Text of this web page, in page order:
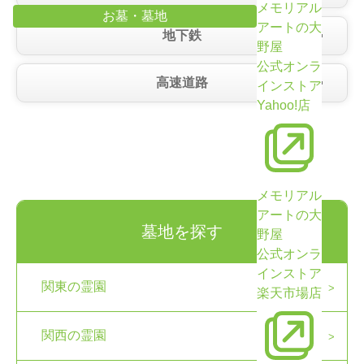
お墓・墓地
メモリアル
アートの大
野屋
公式オンラ
インストア
Yahoo!店
メモリアル
アートの大
野屋
公式オンラ
インストア
楽天市場店
地下鉄
高速道路
墓地を探す
関東の霊園
関西の霊園